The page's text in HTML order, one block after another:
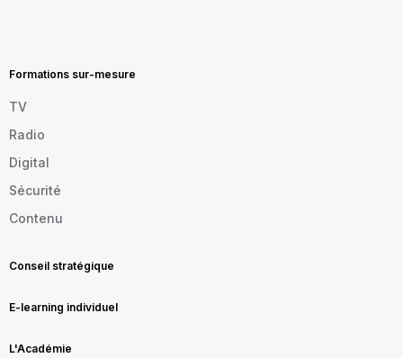
FR
Formations sur-mesure
TV
Radio
Digital
Sécurité
Contenu
Conseil stratégique
E-learning individuel
L'Académie